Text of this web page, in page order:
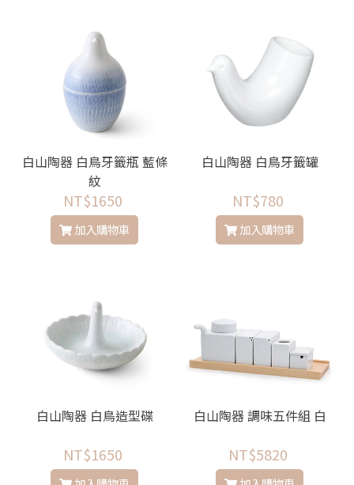
白山陶器 白鳥牙籤瓶 藍條
紋
NT$1650
加入購物車
白山陶器 白鳥牙籤罐
NT$780
加入購物車
白山陶器 白鳥造型碟
NT$1650
白山陶器 調味五件組 白
NT$5820